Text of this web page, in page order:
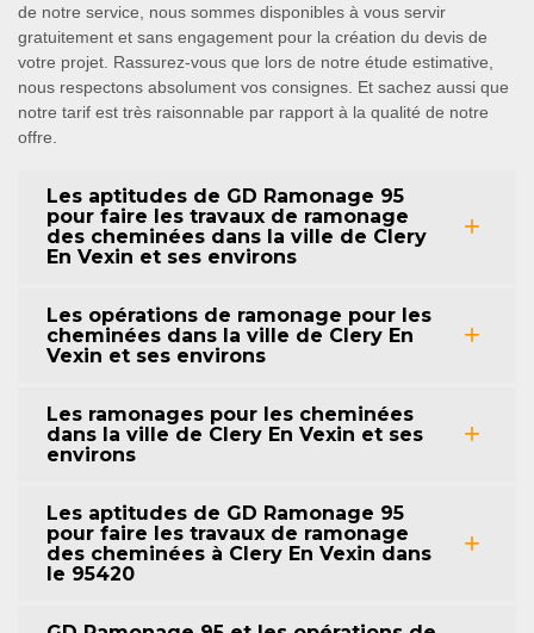
de notre service, nous sommes disponibles à vous servir
gratuitement et sans engagement pour la création du devis de
votre projet. Rassurez-vous que lors de notre étude estimative,
nous respectons absolument vos consignes. Et sachez aussi que
notre tarif est très raisonnable par rapport à la qualité de notre
offre.
Les aptitudes de GD Ramonage 95
pour faire les travaux de ramonage
des cheminées dans la ville de Clery
En Vexin et ses environs
Les opérations de ramonage pour les
cheminées dans la ville de Clery En
Vexin et ses environs
Les ramonages pour les cheminées
dans la ville de Clery En Vexin et ses
environs
Les aptitudes de GD Ramonage 95
pour faire les travaux de ramonage
des cheminées à Clery En Vexin dans
le 95420